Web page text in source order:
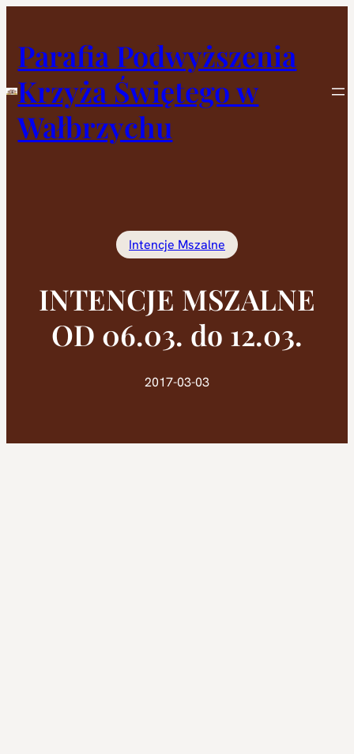
treści
Parafia Podwyższenia
Krzyża Świętego w
Wałbrzychu
Intencje Mszalne
INTENCJE MSZALNE
OD 06.03. do 12.03.
2017-03-03